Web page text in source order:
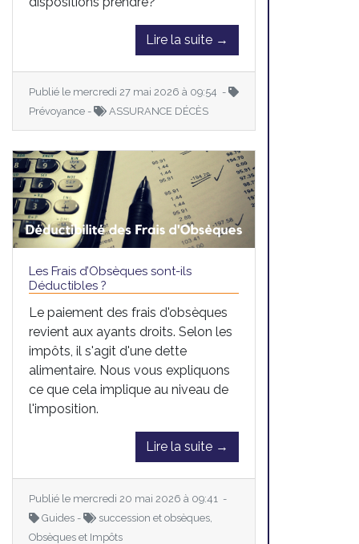
Lire la suite →
Publié le mercredi 27 mai 2026 à 09:54 -
Prévoyance -
ASSURANCE DÉCÈS
Les Frais d’Obsèques sont-ils
Déductibles ?
Le paiement des frais d'obsèques
revient aux ayants droits. Selon les
impôts, il s'agit d'une dette
alimentaire. Nous vous expliquons
ce que cela implique au niveau de
l'imposition.
Lire la suite →
Publié le mercredi 20 mai 2026 à 09:41 -
Guides -
succession et obsèques,
Obsèques et Impôts